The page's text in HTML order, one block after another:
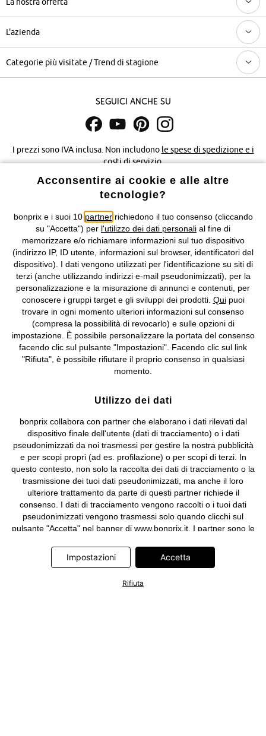
L'azienda
Categorie più visitate / Trend di stagione
Seguici anche su
I prezzi sono IVA inclusa. Non includono le spese di spedizione e i
costi di servizio.
Condizioni di vendita Accessibilità
Informativa privacy e cookie Gestione dei cookie
Informazioni legali Diritto di recesso
©2026 bonprix.Tutti i diritti riservati.
bonprix S.r.l. con socio unico, sede legale: via Adua 33 - 13855
Valdengo (BI) C.F. 01510910027 - P.I. 01939830020, Reg. Imprese di
Biella n. 01510910027, R.E.A. BI - 171345, N. Reg. Pile:
IT09060P00000858, N. Reg. AEE: IT08020000002105 Capitale
Sociale: euro 1.000.000 i.v, Società soggetta all'attività di direzione
e coordinamento di bonprix Beteiligungs -Verwaltungsgesellschaft
mbH.
Acconsentire ai cookie e alle altre
tecnologie?
bonprix e i suoi 10 partnerrichiedono il tuo consenso (cliccando
su "Accetta") per l'utilizzo dei dati personali al fine di
memorizzare e/o richiamare informazioni sul tuo dispositivo
(indirizzo IP, ID utente, informazioni sul browser, identificatori del
dispositivo). I dati vengono utilizzati per l'identificazione su siti di
terzi (anche utilizzando indirizzi e-mail pseudonimizzati), per la
personalizzazione e la misurazione di annunci e contenuti, per
conoscere i gruppi target e gli sviluppi dei prodotti. Quipuoi
trovare in ogni momento ulteriori informazioni sul consenso
(compresa la possibilità di revocarlo) e sulle opzioni di
impostazione. È possibile personalizzare la portata del consenso
facendo clic sul pulsante "Impostazioni". Facendo clic sul link
"Rifiuta", è possibile rifiutare il proprio consenso in qualsiasi
momento.
Utilizzo dei dati
bonprix collabora con partner che elaborano i dati rilevati dal
dispositivo finale dell'utente (dati di tracciamento) o i dati
pseudonimizzati da noi trasmessi per gestire la nostra pubblicità
e per scopi propri (ad es. profilazione) o per scopi di terzi. In
questo contesto, non solo la raccolta dei dati di tracciamento o la
trasmissione dei tuoi dati pseudonimizzati, ma anche il loro
ulteriore trattamento da parte di questi partner richiede il
consenso. I dati di tracciamento vengono raccolti o i tuoi dati
pseudonimizzati vengono trasmessi solo quando clicchi sul
pulsante "Accetta" nel banner di www.bonprix.it. I partner sono le
Limited, Hurra Communications GmbH, ID5 Technology Ltd,
Meta Platforms Ireland Limited, Microsoft Ireland Operations
Information Technologies UK Limited. Ulteriori informazioni sul
Impostazioni Accetta
Rifiuta